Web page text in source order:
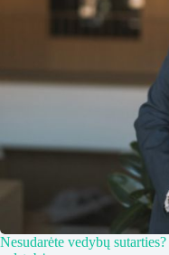
Nesudarėte vedybų